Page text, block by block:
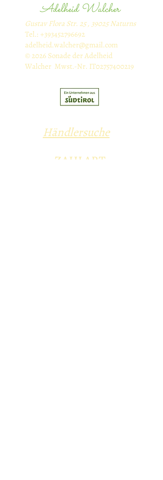
Adelheid Walcher
Gustav Flora Str. 25 , 39025 Naturns
Tel.: +393452796692
adelheid.walcher@gmail.com
© 2026 Sonade der Adelheid
Walcher Mwst.-Nr. IT02757400219
Händlersuche
ZAHLART